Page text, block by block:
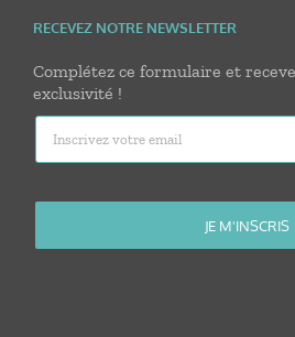
RECEVEZ NOTRE NEWSLETTER
Complétez ce formulaire et
exclusivité !